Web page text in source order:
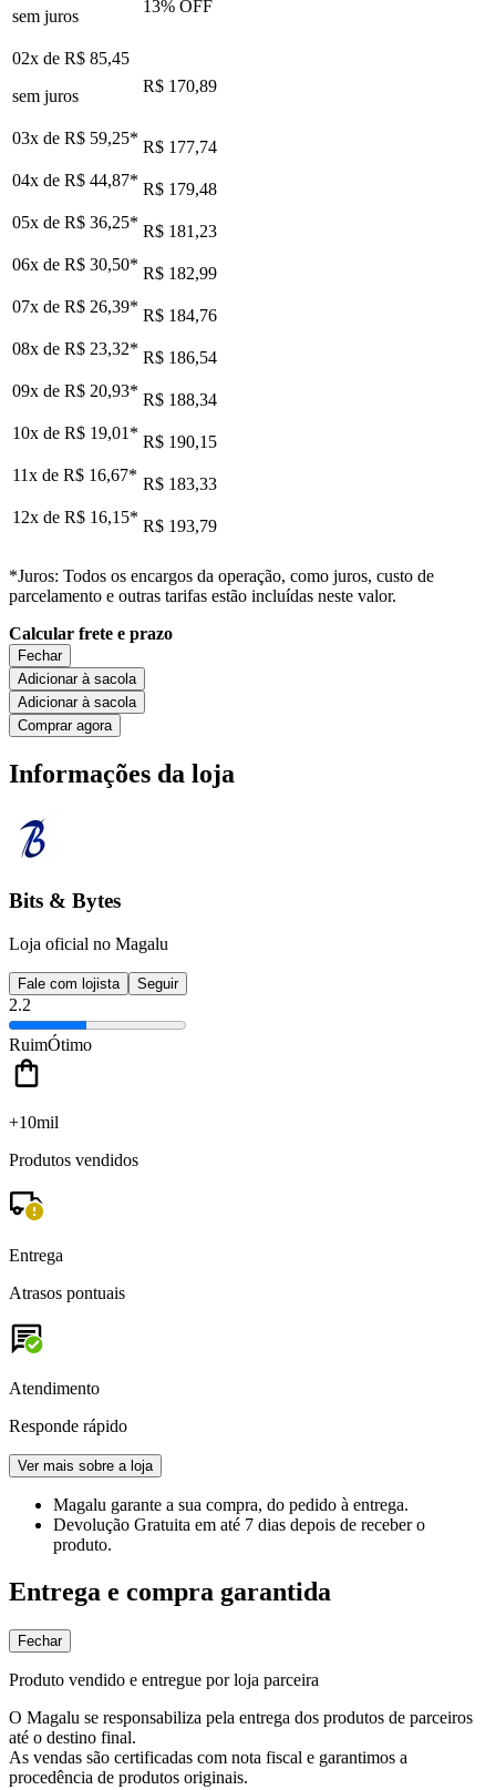
sem juros
13% OFF
02x de R$ 85,45
sem juros
R$ 170,89
03x de R$ 59,25* R$ 177,74
04x de R$ 44,87* R$ 179,48
05x de R$ 36,25* R$ 181,23
06x de R$ 30,50* R$ 182,99
07x de R$ 26,39* R$ 184,76
08x de R$ 23,32* R$ 186,54
09x de R$ 20,93* R$ 188,34
10x de R$ 19,01 * R$ 190,15
11x de R$ 16,67* R$ 183,33
12x de R$ 16,15* R$ 193,79
*Juros: Todos os encargos da operação, como juros, custo de
parcelamento e outras tarifas estão incluídas neste valor.
Calcular frete e prazo
Fechar
Adicionar à sacola
Adicionar à sacola
Comprar agora
Informações da loja
Bits & Bytes
Loja oficial no Magalu
Fale com lojista Seguir
2.2
RuimÓtimo
+10mil
Produtos vendidos
Entrega
Atrasos pontuais
Atendimento
Responde rápido
Ver mais sobre a loja
Magalu garante a sua compra, do pedido à entrega.
Devolução Gratuita em até 7 dias depois de receber o
produto.
Entrega e compra garantida
Fechar
Produto vendido e entregue por loja parceira
O Magalu se responsabiliza pela entrega dos produtos de parceiros
até o destino final.
As vendas são certificadas com nota fiscal e garantimos a
procedência de produtos originais.